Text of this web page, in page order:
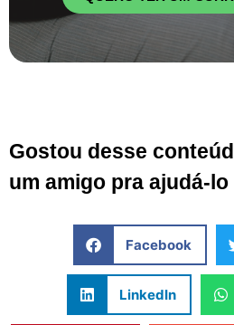
Gostou desse
um amigo pra ajudá-
Facebook
LinkedIn